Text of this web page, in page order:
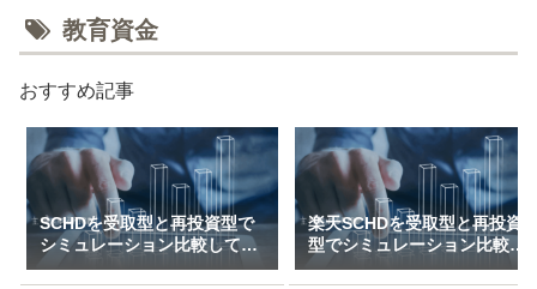
教育資金
おすすめ記事
SCHDを受取型と再投資型で
シミュレーション比較してみ
た（一括＆特定口座で3万～
楽天SCHDを受取型と再投資
型でシミュレーション比較し
てみた（新NISAで月1万～10